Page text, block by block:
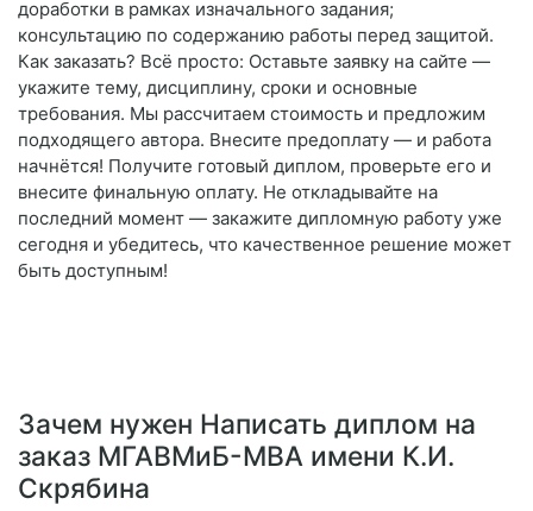
доработки в рамках изначального задания;
консультацию по содержанию работы перед защитой.
Как заказать? Всё просто: Оставьте заявку на сайте —
укажите тему, дисциплину, сроки и основные
требования. Мы рассчитаем стоимость и предложим
подходящего автора. Внесите предоплату — и работа
начнётся! Получите готовый диплом, проверьте его и
внесите финальную оплату. Не откладывайте на
последний момент — закажите дипломную работу уже
сегодня и убедитесь, что качественное решение может
быть доступным!
Зачем нужен Написать диплом на
заказ МГАВМиБ-МВА имени К.И.
Скрябина